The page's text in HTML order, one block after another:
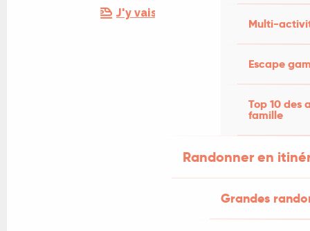
Multi-
Escape
Top 10 des
famille
Randonner en
Grandes
J'y vais en train !